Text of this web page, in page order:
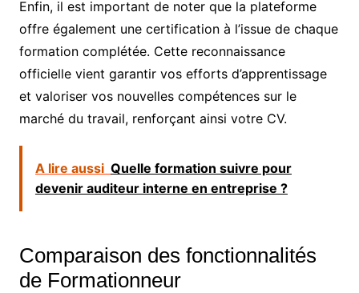
Enfin, il est important de noter que la plateforme
offre également une certification à l’issue de chaque
formation complétée. Cette reconnaissance
officielle vient garantir vos efforts d’apprentissage
et valoriser vos nouvelles compétences sur le
marché du travail, renforçant ainsi votre CV.
A lire aussi Quelle formation suivre pour
devenir auditeur interne en entreprise ?
Comparaison des fonctionnalités
de Formationneur